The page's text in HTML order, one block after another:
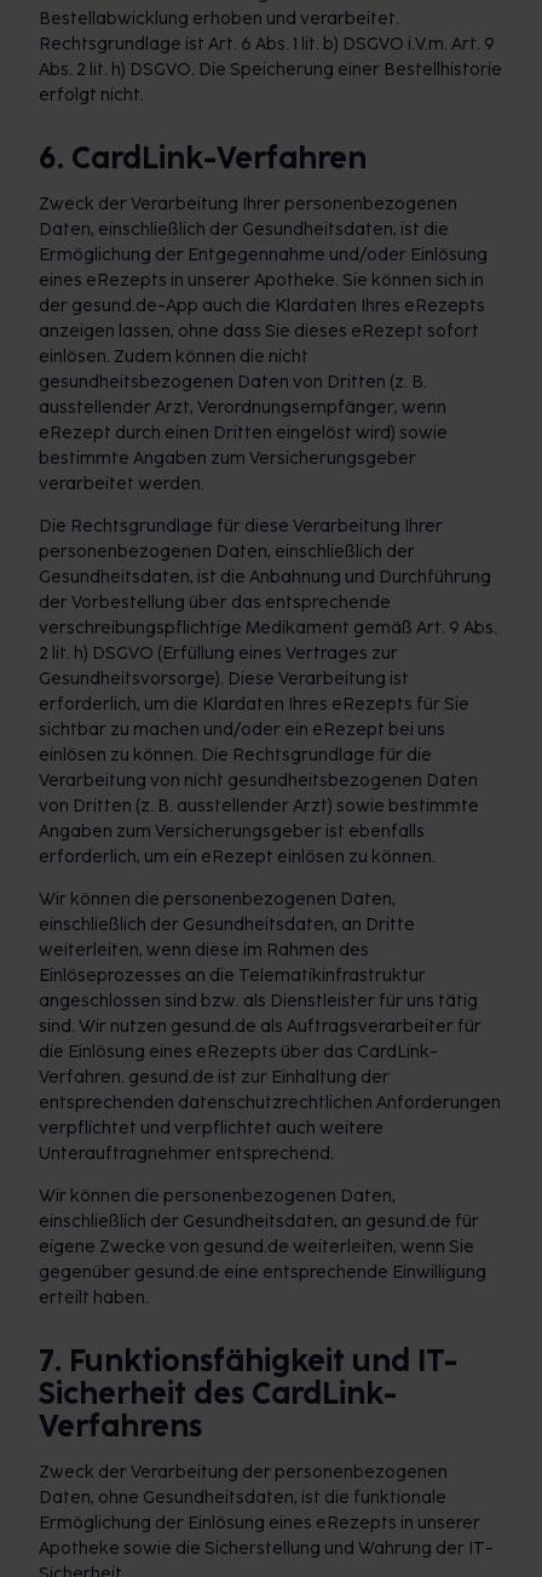
Bestellabwicklung erhoben und verarbeitet.
Rechtsgrundlage ist Art. 6 Abs. 1 lit. b) DSGVO i.V.m. Art. 9
Abs. 2 lit. h) DSGVO. Die Speicherung einer Bestellhistorie
erfolgt nicht.
6. CardLink-Verfahren
Zweck der Verarbeitung Ihrer personenbezogenen
Daten, einschließlich der Gesundheitsdaten, ist die
Ermöglichung der Entgegennahme und/oder Einlösung
eines eRezepts in unserer Apotheke. Sie können sich in
der gesund.de-App auch die Klardaten Ihres eRezepts
anzeigen lassen, ohne dass Sie dieses eRezept sofort
einlösen. Zudem können die nicht
gesundheitsbezogenen Daten von Dritten (z. B.
ausstellender Arzt, Verordnungsempfänger, wenn
eRezept durch einen Dritten eingelöst wird) sowie
bestimmte Angaben zum Versicherungsgeber
verarbeitet werden.
Die Rechtsgrundlage für diese Verarbeitung Ihrer
personenbezogenen Daten, einschließlich der
Gesundheitsdaten, ist die Anbahnung und Durchführung
der Vorbestellung über das entsprechende
verschreibungspflichtige Medikament gemäß Art. 9 Abs.
2 lit. h) DSGVO (Erfüllung eines Vertrages zur
Gesundheitsvorsorge). Diese Verarbeitung ist
erforderlich, um die Klardaten Ihres eRezepts für Sie
sichtbar zu machen und/oder ein eRezept bei uns
einlösen zu können. Die Rechtsgrundlage für die
Verarbeitung von nicht gesundheitsbezogenen Daten
von Dritten (z. B. ausstellender Arzt) sowie bestimmte
Angaben zum Versicherungsgeber ist ebenfalls
erforderlich, um ein eRezept einlösen zu können.
Wir können die personenbezogenen Daten,
einschließlich der Gesundheitsdaten, an Dritte
weiterleiten, wenn diese im Rahmen des
Einlöseprozesses an die Telematikinfrastruktur
angeschlossen sind bzw. als Dienstleister für uns tätig
sind. Wir nutzen gesund.de als Auftragsverarbeiter für
die Einlösung eines eRezepts über das CardLink-
Verfahren. gesund.de ist zur Einhaltung der
entsprechenden datenschutzrechtlichen Anforderungen
verpflichtet und verpflichtet auch weitere
Unterauftragnehmer entsprechend.
Wir können die personenbezogenen Daten,
einschließlich der Gesundheitsdaten, an gesund.de für
eigene Zwecke von gesund.de weiterleiten, wenn Sie
gegenüber gesund.de eine entsprechende Einwilligung
erteilt haben.
7. Funktionsfähigkeit und IT-
Sicherheit des CardLink-
Verfahrens
Zweck der Verarbeitung der personenbezogenen
Daten, ohne Gesundheitsdaten, ist die funktionale
Ermöglichung der Einlösung eines eRezepts in unserer
Apotheke sowie die Sicherstellung und Wahrung der IT-